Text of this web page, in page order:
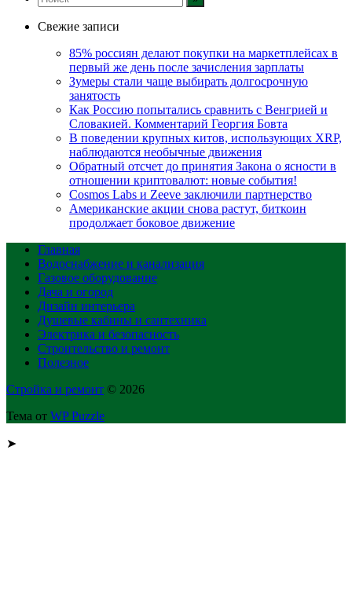
Свежие записи
85% россиян делают покупки на маркетплейсах в
первый же день после зачисления зарплаты
Зумеры стали чаще выбирать долгосрочную
занятость
Как Россию попытались сравнить с Венгрией и
Словакией. Комментарий Георгия Бовта
В поведении крупных китов, использующих XRP,
наблюдаются необычные движения
Обратный отсчет до принятия Закона о ясности в
отношении криптовалют: новые события!
Cosmos Labs и Zeeve заключили партнерство
Американские акции снова растут, биткоин
продолжает боковое движение
Главная
Водоснабжение и канализация
Газовое оборудование
Дача и огород
Дизайн интерьера
Душевые кабины и сантехника
Электрика и безопасность
Строительство и ремонт
Полезное
Стройка и ремонт © 2026
Тема от WP Puzzle
➤